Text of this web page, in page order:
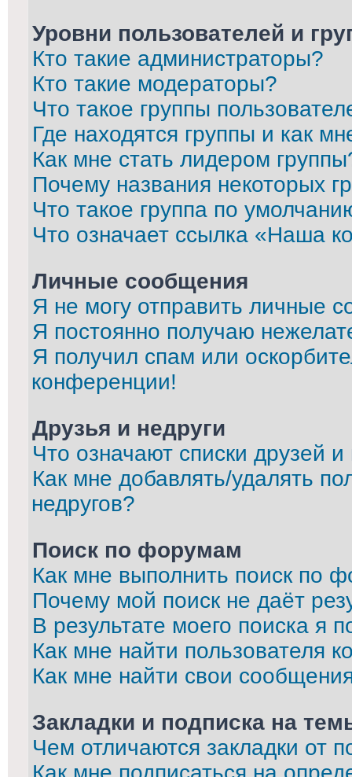
Уровни пользователей и
Кто такие администраторы?
Кто такие модераторы?
Что такое группы
Где находятся группы и как
Как мне стать лидером
Почему названия некоторых
Что такое группа по
Что означает ссылка «Наша
Личные сообщения
Я не могу отправить личные
Я постоянно получаю
Я получил спам или
конференции!
Друзья и недруги
Что означают списки друзей и
Как мне добавлять/удалять
недругов?
Поиск по форумам
Как мне выполнить поиск по
Почему мой поиск не даёт
В результате моего поиска я
Как мне найти пользователя
Как мне найти свои
Закладки и подписка на
Чем отличаются закладки от